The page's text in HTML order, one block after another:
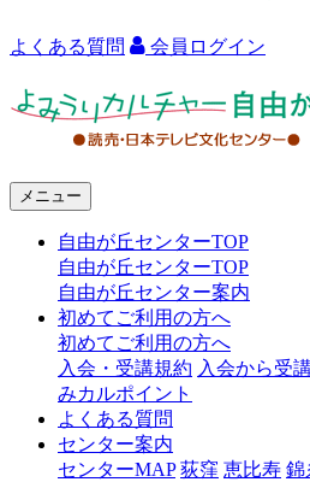
よくある質問 会員ログイン
メニュー
自由が丘センターTOP
自由が丘センターTOP
自由が丘センター案内
初めてご利用の方へ
初めてご利用の方へ
入会・受講規約 入会から受
みカルポイント
よくある質問
センター案内
センターMAP 荻窪 恵比寿 錦